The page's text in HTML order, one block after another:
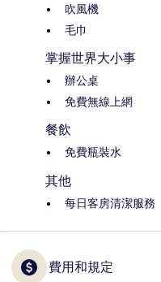
吹風機
毛巾
掌握世界大小事
辦公桌
免費無線上網
餐飲
免費瓶裝水
其他
每日客房清潔服務
費用和規定